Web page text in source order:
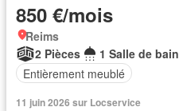
850 €/mois
Reims
2 Pièces
1 Salle de bain
Entièrement meublé
11 juin 2026 sur Locservice